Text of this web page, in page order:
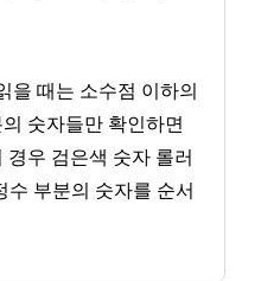
을 때는 소수점 이하의
숫자들만 확인하면
우 검은색 숫자 롤러
수 부분의 숫자를 순서